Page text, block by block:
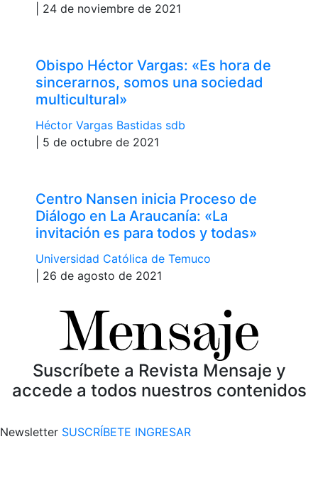
| 24 de noviembre de 2021
Obispo Héctor Vargas: «Es hora de
sincerarnos, somos una sociedad
multicultural»
Héctor Vargas Bastidas sdb
| 5 de octubre de 2021
Centro Nansen inicia Proceso de
Diálogo en La Araucanía: «La
invitación es para todos y todas»
Universidad Católica de Temuco
| 26 de agosto de 2021
Suscríbete a Revista Mensaje y
accede a todos nuestros contenidos
Newsletter SUSCRÍBETE INGRESAR